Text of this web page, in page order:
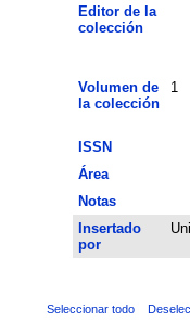
Editor de la
colección
Volumen de
la colección
1
ISSN
Área
Notas
Insertado
por
Seleccionar todo